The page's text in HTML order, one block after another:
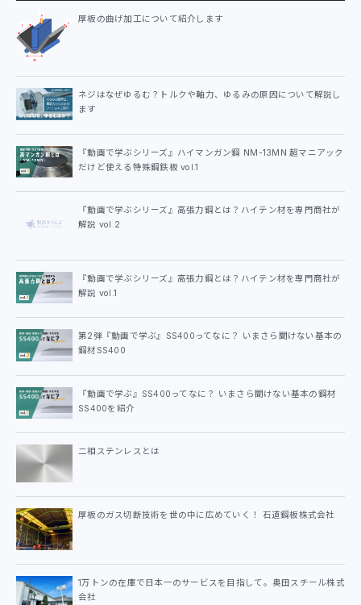
厚板の曲げ加工について紹介します
ネジはなぜゆるむ？トルクや軸力、ゆるみの原因について解説し
ます
『動画で学ぶシリーズ』ハイマンガン鋼 NM-13MN 超マニアック
だけど使える特殊鋼鉄板 vol.1
『動画で学ぶシリーズ』高張力鋼とは？ハイテン材を専門商社が
解説 vol.2
『動画で学ぶシリーズ』高張力鋼とは？ハイテン材を専門商社が
解説 vol.1
第2弾『動画で学ぶ』SS400ってなに？ いまさら聞けない基本の
鋼材SS400
『動画で学ぶ』SS400ってなに？ いまさら聞けない基本の鋼材
SS400を紹介
二相ステンレスとは
厚板のガス切断技術を世の中に広めていく！ 石道鋼板株式会社
1万トンの在庫で日本一のサービスを目指して。奥田スチール株式
会社